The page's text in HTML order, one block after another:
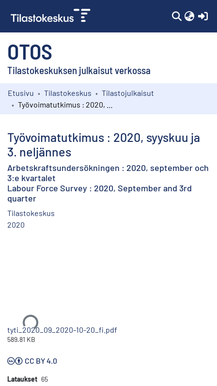
OTOS
Tilastokeskuksen julkaisut verkossa
Kokoelmat
Etusivu Tilastokeskus
Tilastojulkaisut
Työvoimatutkimus : 2020, syyskuu ja
3. neljännes
Arbetskraftsundersökningen : 2020, september och
3:e kvartalet
Labour Force Survey : 2020, September and 3rd
quarter
Tilastokeskus
2020
tyti_2020_09_2020-10-20_fi.pdf
589.81 KB
CC BY 4.0
Lataukset 65